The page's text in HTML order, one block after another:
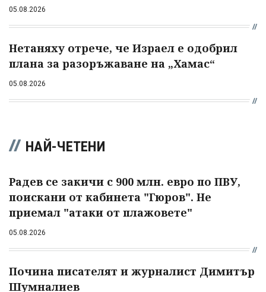
05.08.2026
Нетаняху отрече, че Израел е одобрил
плана за разоръжаване на „Хамас“
05.08.2026
НАЙ-ЧЕТЕНИ
Радев се закичи с 900 млн. евро по ПВУ,
поискани от кабинета "Гюров". Не
приемал "атаки от плажовете"
05.08.2026
Почина писателят и журналист Димитър
Шумналиев